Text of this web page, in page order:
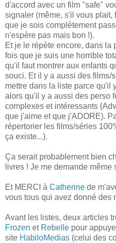
d'accord avec un film "safe"
signaler (même, s'il vous plait,
que je sois complètement
n'espère pas mais bon !).
Et je le répète encore, dans la
fois que je suis une horrible
qu'il faut montrer aux enfants
souci. Et il y a aussi des films/
mettre dans la liste parce qu'il
alors qu'il y a aussi des perso
complexes et intéressants
que j'aime et que j'ADORE).
répertorier les films/séries
ça existe...).
Ça serait probablement bien
livres ! Je me demande
Et MERCI à Catherine de
vous tous qui avez donné des
Avant les listes, deux articles
Frozen et Rebelle pour
site HabiloMedias (celui des